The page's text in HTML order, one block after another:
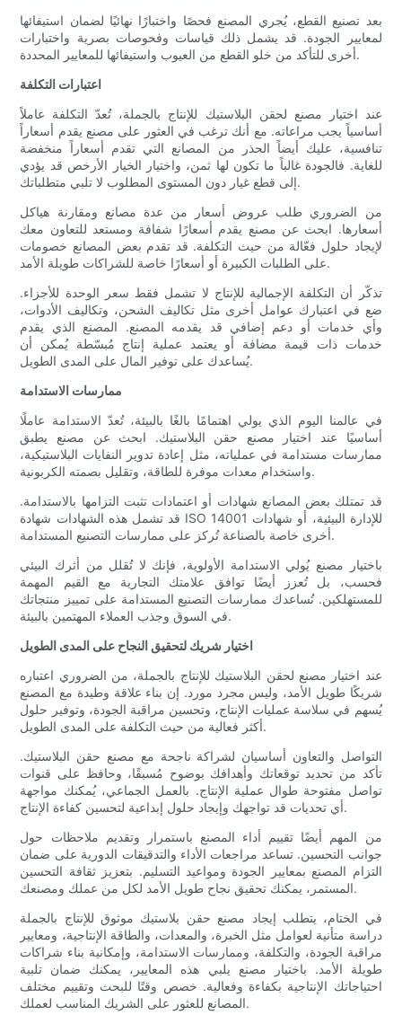
بعد تصنيع القطع، يُجري المصنع فحصًا واختبارًا نهائيًا لضمان استيفائها
لمعايير الجودة. قد يشمل ذلك قياسات وفحوصات بصرية واختبارات
أخرى للتأكد من خلو القطع من العيوب واستيفائها للمعايير المحددة.
اعتبارات التكلفة
عند اختيار مصنع لحقن البلاستيك للإنتاج بالجملة، تُعدّ التكلفة عاملاً
أساسياً يجب مراعاته. مع أنك ترغب في العثور على مصنع يقدم أسعاراً
تنافسية، عليك أيضاً الحذر من المصانع التي تقدم أسعاراً منخفضة
للغاية. فالجودة غالباً ما تكون لها ثمن، واختيار الخيار الأرخص قد يؤدي
إلى قطع غيار دون المستوى المطلوب لا تلبي متطلباتك.
من الضروري طلب عروض أسعار من عدة مصانع ومقارنة هياكل
أسعارها. ابحث عن مصنع يقدم أسعارًا شفافة ومستعد للتعاون معك
لإيجاد حلول فعّالة من حيث التكلفة. قد تقدم بعض المصانع خصومات
على الطلبات الكبيرة أو أسعارًا خاصة للشراكات طويلة الأمد.
تذكّر أن التكلفة الإجمالية للإنتاج لا تشمل فقط سعر الوحدة للأجزاء.
ضع في اعتبارك عوامل أخرى مثل تكاليف الشحن، وتكاليف الأدوات،
وأي خدمات أو دعم إضافي قد يقدمه المصنع. المصنع الذي يقدم
خدمات ذات قيمة مضافة أو يعتمد عملية إنتاج مُبسّطة يُمكن أن
يُساعدك على توفير المال على المدى الطويل.
ممارسات الاستدامة
في عالمنا اليوم الذي يولي اهتمامًا بالغًا بالبيئة، تُعدّ الاستدامة عاملًا
أساسيًا عند اختيار مصنع حقن البلاستيك. ابحث عن مصنع يطبق
ممارسات مستدامة في عملياته، مثل إعادة تدوير النفايات البلاستيكية،
واستخدام معدات موفرة للطاقة، وتقليل بصمته الكربونية.
قد تمتلك بعض المصانع شهادات أو اعتمادات تثبت التزامها بالاستدامة.
قد تشمل هذه الشهادات شهادة ISO 14001 للإدارة البيئية، أو شهادات
أخرى خاصة بالصناعة تُركز على ممارسات التصنيع المستدامة.
باختيار مصنع يُولي الاستدامة الأولوية، فإنك لا تُقلل من أثرك البيئي
فحسب، بل تُعزز أيضًا توافق علامتك التجارية مع القيم المهمة
للمستهلكين. تُساعدك ممارسات التصنيع المستدامة على تمييز منتجاتك
في السوق وجذب العملاء المهتمين بالبيئة.
اختيار شريك لتحقيق النجاح على المدى الطويل
عند اختيار مصنع لحقن البلاستيك للإنتاج بالجملة، من الضروري اعتباره
شريكًا طويل الأمد، وليس مجرد مورد. إن بناء علاقة وطيدة مع المصنع
يُسهم في سلاسة عمليات الإنتاج، وتحسين مراقبة الجودة، وتوفير حلول
أكثر فعالية من حيث التكلفة على المدى الطويل.
التواصل والتعاون أساسيان لشراكة ناجحة مع مصنع حقن البلاستيك.
تأكد من تحديد توقعاتك وأهدافك بوضوح مُسبقًا، وحافظ على قنوات
تواصل مفتوحة طوال عملية الإنتاج. بالعمل الجماعي، يُمكنك مواجهة
أي تحديات قد تواجهك وإيجاد حلول إبداعية لتحسين كفاءة الإنتاج.
من المهم أيضًا تقييم أداء المصنع باستمرار وتقديم ملاحظات حول
جوانب التحسين. تساعد مراجعات الأداء والتدقيقات الدورية على ضمان
التزام المصنع بمعايير الجودة ومواعيد التسليم. بتعزيز ثقافة التحسين
المستمر، يمكنك تحقيق نجاح طويل الأمد لكل من عملك ومصنعك.
في الختام، يتطلب إيجاد مصنع حقن بلاستيك موثوق للإنتاج بالجملة
دراسة متأنية لعوامل مثل الخبرة، والمعدات، والطاقة الإنتاجية، ومعايير
مراقبة الجودة، والتكلفة، وممارسات الاستدامة، وإمكانية بناء شراكات
طويلة الأمد. باختيار مصنع يلبي هذه المعايير، يمكنك ضمان تلبية
احتياجاتك الإنتاجية بكفاءة وفعالية. خصص وقتًا للبحث وتقييم مختلف
المصانع للعثور على الشريك المناسب لعملك.